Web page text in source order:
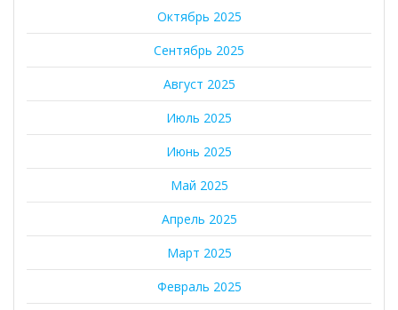
Октябрь 2025
Сентябрь 2025
Август 2025
Июль 2025
Июнь 2025
Май 2025
Апрель 2025
Март 2025
Февраль 2025